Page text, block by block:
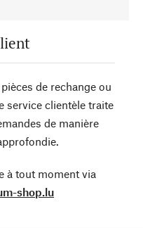
de rechange ou
service clientèle traite
de manière
à tout moment via
shop.lu